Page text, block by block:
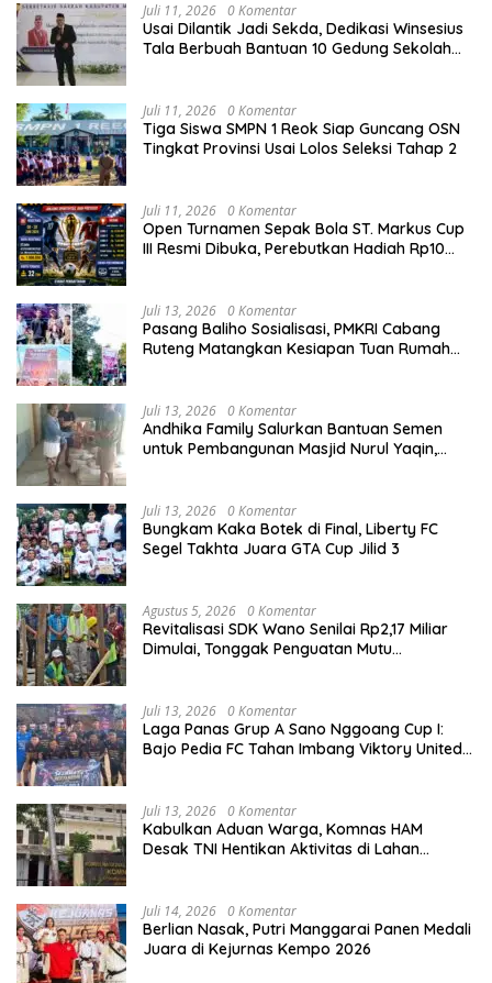
Juli 11, 2026 0 Komentar
Usai Dilantik Jadi Sekda, Dedikasi Winsesius
Tala Berbuah Bantuan 10 Gedung Sekolah
Juli 11, 2026 0 Komentar
Tiga Siswa SMPN 1 Reok Siap Guncang OSN
Tingkat Provinsi Usai Lolos Seleksi Tahap 2
Juli 11, 2026 0 Komentar
Open Turnamen Sepak Bola ST. Markus Cup
III Resmi Dibuka, Perebutkan Hadiah Rp10
Juli 13, 2026 0 Komentar
Pasang Baliho Sosialisasi, PMKRI Cabang
Ruteng Matangkan Kesiapan Tuan Rumah
Juli 13, 2026 0 Komentar
Andhika Family Salurkan Bantuan Semen
untuk Pembangunan Masjid Nurul Yaqin,
Juli 13, 2026 0 Komentar
Bungkam Kaka Botek di Final, Liberty FC
Segel Takhta Juara GTA Cup Jilid 3
Agustus 5, 2026 0 Komentar
Revitalisasi SDK Wano Senilai Rp2,17 Miliar
Dimulai, Tonggak Penguatan Mutu
Juli 13, 2026 0 Komentar
Laga Panas Grup A Sano Nggoang Cup I:
Bajo Pedia FC Tahan Imbang Viktory United
Juli 13, 2026 0 Komentar
Kabulkan Aduan Warga, Komnas HAM
Desak TNI Hentikan Aktivitas di Lahan
Juli 14, 2026 0 Komentar
Berlian Nasak, Putri Manggarai Panen Medali
Juara di Kejurnas Kempo 2026